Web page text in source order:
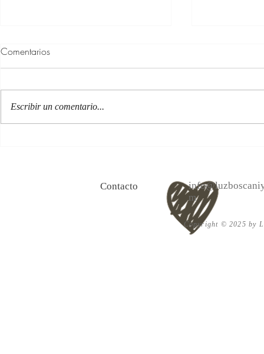
Comentarios
Escribir un comentario...
Contacto
m
Copyright © 2025 by